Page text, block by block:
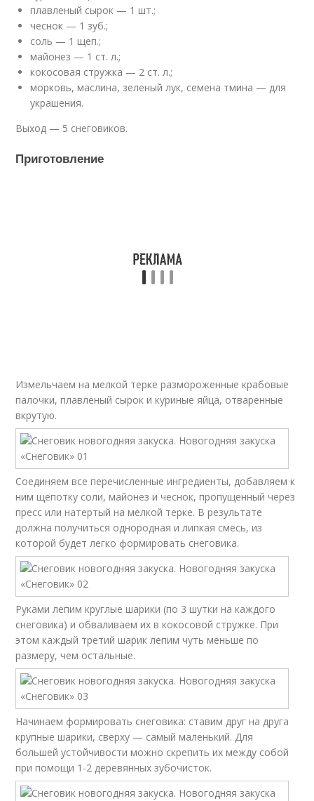
плавленый сырок — 1 шт.;
чеснок — 1 зуб.;
соль — 1 щеп.;
майонез — 1 ст. л.;
кокосовая стружка — 2 ст. л.;
морковь, маслина, зеленый лук, семена тмина — для
украшения.
Выход — 5 снеговиков.
Приготовление
Измельчаем на мелкой терке размороженные крабовые
палочки, плавленый сырок и куриные яйца, отваренные
вкрутую.
Соединяем все перечисленные ингредиенты, добавляем к
ним щепотку соли, майонез и чеснок, пропущенный через
пресс или натертый на мелкой терке. В результате
должна получиться однородная и липкая смесь, из
которой будет легко формировать снеговика.
Руками лепим круглые шарики (по 3 шутки на каждого
снеговика) и обваливаем их в кокосовой стружке. При
этом каждый третий шарик лепим чуть меньше по
размеру, чем остальные.
Начинаем формировать снеговика: ставим друг на друга
крупные шарики, сверху — самый маленький. Для
большей устойчивости можно скрепить их между собой
при помощи 1-2 деревянных зубочисток.